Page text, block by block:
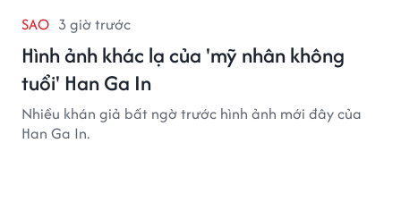
SAO 3 giờ trước
Hình ảnh khác lạ của 'mỹ nhân không
tuổi' Han Ga In
Nhiều khán giả bất ngờ trước hình ảnh mới đây của
Han Ga In.